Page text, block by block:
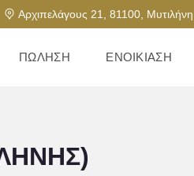
Αρχιπελάγους 21, 81100, Μυτιλήνη
ΠΏΛΗΣΗ ΕΝΟΙΚΊΑΣΗ